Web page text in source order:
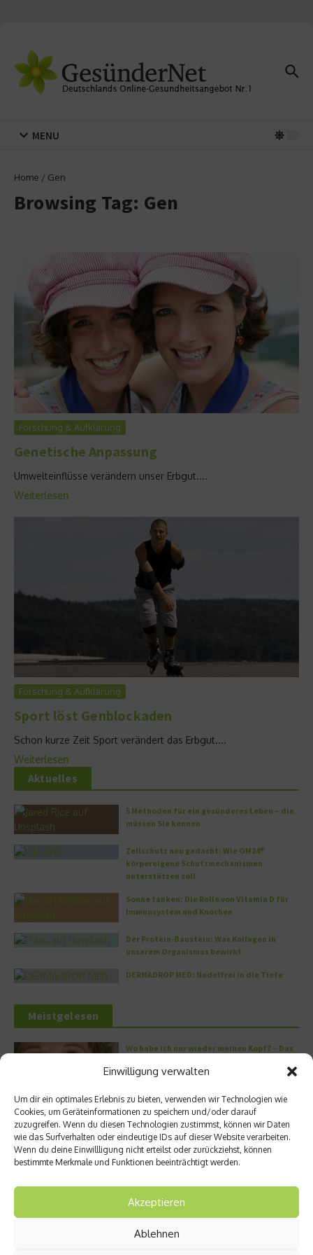
Einwilligung verwalten
Um dir ein optimales Erlebnis zu bieten, verwenden wir Technologien wie
Cookies, um Geräteinformationen zu speichern und/oder darauf
zuzugreifen. Wenn du diesen Technologien zustimmst, können wir Daten
wie das Surfverhalten oder eindeutige IDs auf dieser Website verarbeiten.
Wenn du deine Einwillligung nicht erteilst oder zurückziehst, können
bestimmte Merkmale und Funktionen beeinträchtigt werden.
Akzeptieren
Ablehnen
MENU
Home / Gen
Browsing Tag: Gen
Forschung & Aufklärung
Genetische Anpassung
Umwelteinflüsse verändern unser Erbgut....
Weiterlesen
Forschung & Aufklärung
Sport löst Genblockaden
Schon kurze Zeit Sport verändert das Erbgut....
Weiterlesen
Aktuelles
5 Methoden für ein gesünderes Leben – die
müssen Sie kennen
Zellschutz neu gedacht: Wie OM24®
körpereigene Schutzmechanismen
unterstützen soll
Sonne tanken: Die Rolle von Vitamin D für
Immunsystem und Knochen
Der Protein-Baustein: Was Kollagen in
unserem Organismus bewirkt
DERMADROP MED: Nadelfrei in die Tiefe
Meistgelesen
Wo habe ich nur wieder meinen Kopf? – Das
Die volle Kraft des Korns – So wichtig ist
Getreide
Entzündung der Nebenhöhlen: Symptome